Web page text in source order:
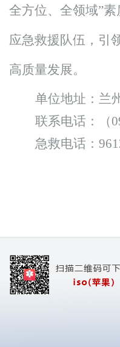
全方位、全领域”
应急救援队伍，引
高质量发展。
单位地址：兰
联系电话：（
急救电话：